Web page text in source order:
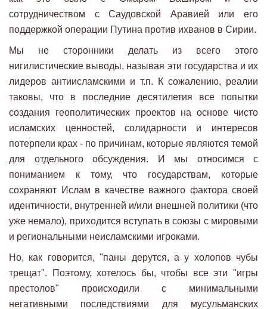
сотрудничеством с Саудовской Аравией или его
поддержкой операции Путина против ихванов в Сирии.
Мы не сторонники делать из всего этого
нигилистические выводы, называя эти государства и их
лидеров антиисламскими и т.п. К сожалению, реалии
таковы, что в последние десятилетия все попытки
создания геополитических проектов на основе чисто
исламских ценностей, солидарности и интересов
потерпели крах - по причинам, которые являются темой
для отдельного обсуждения. И мы относимся с
пониманием к тому, что государствам, которые
сохраняют Ислам в качестве важного фактора своей
идентичности, внутренней и/или внешней политики (что
уже немало), приходится вступать в союзы с мировыми
и региональными неисламскими игроками.
Но, как говорится, "паны дерутся, а у холопов чубы
трещат". Поэтому, хотелось бы, чтобы все эти "игры
престолов" происходили с минимальными
негативными последствиями для мусульманских